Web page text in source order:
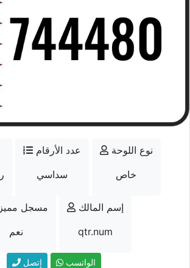
عدد الأرقام
سداسي
نوع اللوحة
خاص
مسجل مميز
نعم
إسم المالك
qtr.num
إتصل
الواتسب